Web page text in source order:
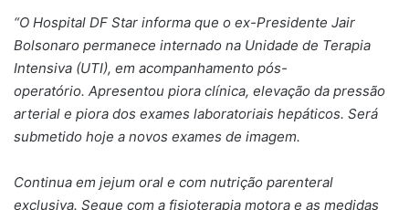
“O Hospital DF Star informa que o ex-Presidente Jair
Bolsonaro permanece internado na Unidade de Terapia
Intensiva (UTI), em acompanhamento pós-
operatório. Apresentou piora clínica, elevação da pressão
arterial e piora dos exames laboratoriais hepáticos. Será
submetido hoje a novos exames de imagem.
Continua em jejum oral e com nutrição parenteral
exclusiva. Segue com a fisioterapia motora e as medidas